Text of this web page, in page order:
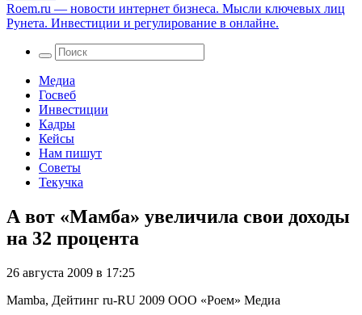
Roem.ru — новости интернет бизнеса. Мысли ключевых лиц
Рунета. Инвестиции и регулирование в онлайне.
Медиа
Госвеб
Инвестиции
Кадры
Кейсы
Нам пишут
Советы
Текучка
А вот «Мамба» увеличила свои доходы
на 32 процента
26 августа 2009 в 17:25
Mamba, Дейтинг ru-RU 2009 ООО «Роем» Медиа